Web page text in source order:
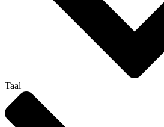
Taal